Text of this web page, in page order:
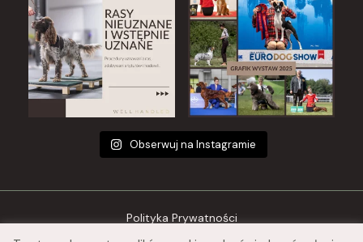
Obserwuj na Instagramie
Polityka Prywatności